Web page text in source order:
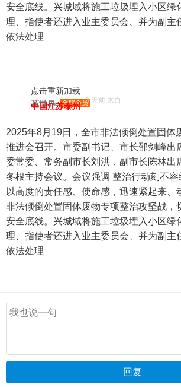
安全底线。兴城域将施工垃圾埋入小区绿
理、指使者还进入业主委员会、并为副主
依法处理
点击重新加载
花世界 金牌会员3 天前 来自
中国江苏泰州
2025年8月19日，全市非法倾倒处置固体
推进会召开。市委副书记、市长邵剑峰出
委常委、常务副市长刘洪，副市长陈林出
冬根主持会议。会议强调 整治行动刻不
以高度的责任感、使命感，迅速紧起来、
非法倾倒处置固体废物专项整治攻坚战，
安全底线。兴城域将施工垃圾埋入小区绿
理、指使者还进入业主委员会、并为副主
依法处理